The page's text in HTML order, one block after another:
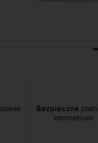
opinie
Bezpieczne
internetowe